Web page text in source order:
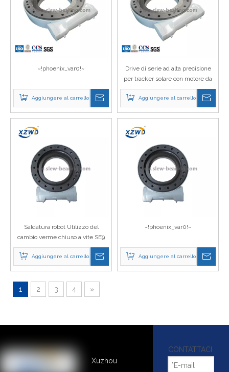
~!phoenix_var0!~
Aggiungere al carrello
Drive di serie ad alta precisione
per tracker solare con motore da
24 V CC Simile a Kinematics Slew
Drive
Aggiungere al carrello
Saldatura robot Utilizzo del
cambio verme chiuso a vite SE9
con un prezzo del motore
idraulico
Aggiungere al carrello
~!phoenix_var0!~
Aggiungere al carrello
1 2 3 4 »
Xuzhou
CONTATTACI